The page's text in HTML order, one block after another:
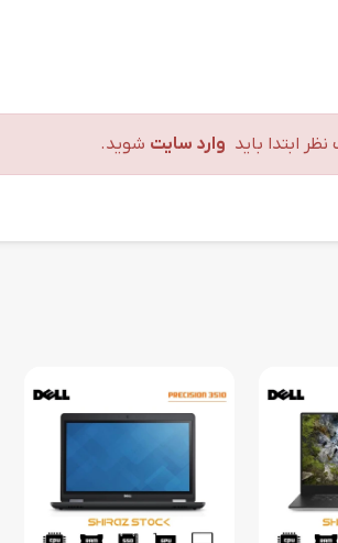
نظر ابتدا باید وارد سایت شوید.